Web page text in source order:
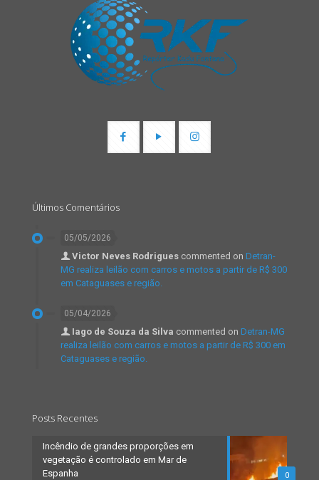
Últimos Comentários
05/05/2026
Victor Neves Rodrigues commented on Detran-
MG realiza leilão com carros e motos a partir de R$ 300
em Cataguases e região.
05/04/2026
Iago de Souza da Silva commented on Detran-MG
realiza leilão com carros e motos a partir de R$ 300 em
Cataguases e região.
Posts Recentes
0
Incêndio de grandes proporções em
vegetação é controlado em Mar de
Espanha